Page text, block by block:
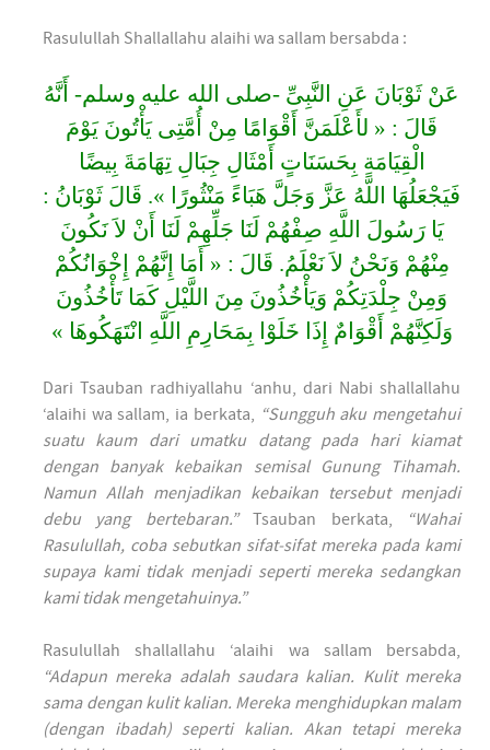
Rasulullah Shallallahu alaihi wa sallam bersabda :
عَنْ ثَوْبَانَ عَنِ النَّبِىِّ -صلى الله عليه وسلم- أَنَّهُ
قَالَ : « لأَعْلَمَنَّ أَقْوَامًا مِنْ أُمَّتِى يَأْتُونَ يَوْمَ
الْقِيَامَةِ بِحَسَنَاتٍ أَمْثَالِ جِبَالِ تِهَامَةَ بِيضًا
فَيَجْعَلُهَا اللَّهُ عَزَّ وَجَلَّ هَبَاءً مَنْثُورًا ». قَالَ ثَوْبَانُ :
يَا رَسُولَ اللَّهِ صِفْهُمْ لَنَا جَلِّهِمْ لَنَا أَنْ لاَ نَكُونَ
مِنْهُمْ وَنَحْنُ لاَ نَعْلَمُ. قَالَ : « أَمَا إِنَّهُمْ إِخْوَانُكُمْ
وَمِنْ جِلْدَتِكُمْ وَيَأْخُذُونَ مِنَ اللَّيْلِ كَمَا تَأْخُذُونَ
وَلَكِنَّهُمْ أَقْوَامٌ إِذَا خَلَوْا بِمَحَارِمِ اللَّهِ انْتَهَكُوهَا »
Dari Tsauban radhiyallahu ‘anhu, dari Nabi shallallahu
‘alaihi wa sallam, ia berkata, “Sungguh aku mengetahui
suatu kaum dari umatku datang pada hari kiamat
dengan banyak kebaikan semisal Gunung Tihamah.
Namun Allah menjadikan kebaikan tersebut menjadi
debu yang bertebaran.”Tsauban berkata, “Wahai
Rasulullah, coba sebutkan sifat-sifat mereka pada kami
supaya kami tidak menjadi seperti mereka sedangkan
kami tidak mengetahuinya.”
Rasulullah shallallahu ‘alaihi wa sallam bersabda,
“Adapun mereka adalah saudara kalian. Kulit mereka
sama dengan kulit kalian. Mereka menghidupkan malam
(dengan ibadah) seperti kalian. Akan tetapi mereka